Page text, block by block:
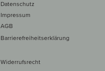
Datenschutz
Impressum
AGB
Barrierefreiheitserklärung
Widerrufsrecht